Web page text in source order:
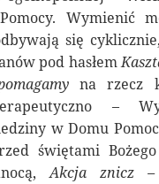
Wymienić
się
pod hasłem
na rzecz
–
w Domu
świętami
Akcja znicz –